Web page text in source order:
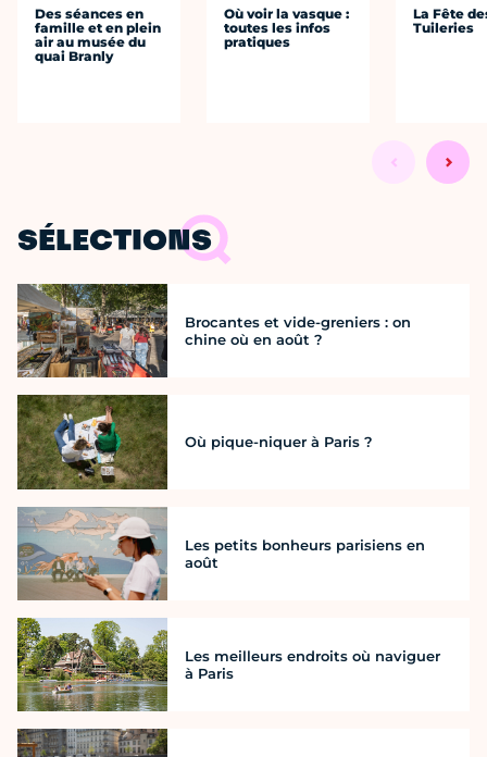
Des séances en
famille et en plein
air au musée du
quai Branly
Où voir la vasque :
toutes les infos
pratiques
La Fête
Tuileries
SÉLECTIONS
Brocantes et vide-greniers : on
chine où en août ?
Où pique-niquer à Paris ?
Les petits bonheurs parisiens en
août
Les meilleurs endroits où naviguer
à Paris